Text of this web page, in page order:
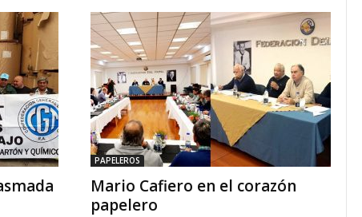
PAPELEROS
Mario Cafiero en el corazón
papelero